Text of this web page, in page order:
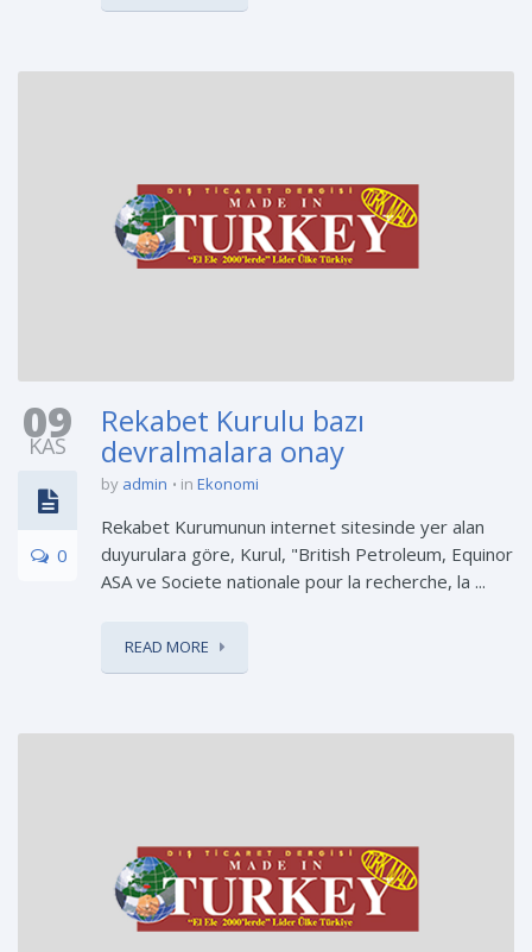
09
KAS
0
Rekabet Kurulu bazı
devralmalara onay
by admin in Ekonomi
Rekabet Kurumunun internet sitesinde yer alan
duyurulara göre, Kurul, "British Petroleum, Equinor
ASA ve Societe nationale pour la recherche, la ...
READ MORE